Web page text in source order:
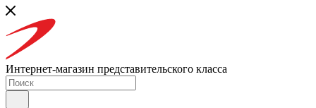
Интернет-магазин представительского класса